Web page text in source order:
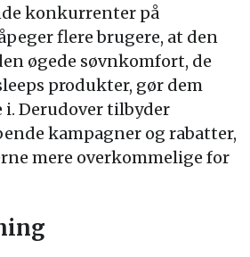
konkurrenter på
flere brugere, at den
øgede søvnkomfort, de
produkter, gør dem
Derudover tilbyder
kampagner og rabatter,
mere overkommelige for